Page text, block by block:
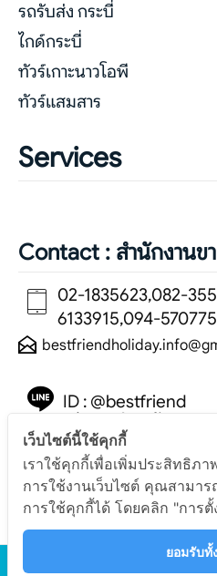
รถรับส่ง กระบี่
ไกด์กระบี่
ทัวร์เกาะนาวโอพี
ทัวร์แสมสาร
Services
Contact : สำนักงานข
02-1835623,082-
6133915,094-
ID : @bestfriend
(มีแอดนำหน้า)
ทัวร์กระบี่ ทัวร์ภูเก็ต แพค
เว็บไซต์นี้ใช้คุกกี้
เราใช้คุกกี้เพื่อเพิ่มประสิทธิภ
การใช้งานเว็บไซต์ คุณสามา
การใช้คุกกี้ได้ โดยคลิก "การ
ยอมรับทั้